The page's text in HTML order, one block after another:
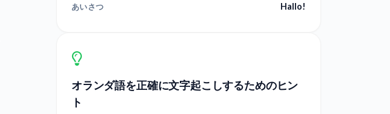
あいさつ Hallo!
オランダ語を正確に文字起こしするためのヒン
ト